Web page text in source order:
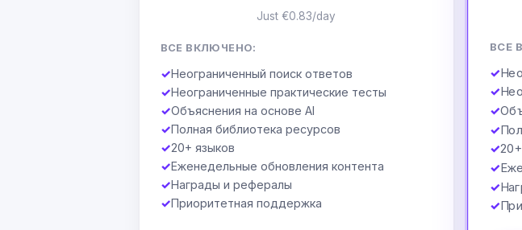
Just €0.83/day
ВСЕ ВКЛЮЧЕНО:
✓Неограниченный поиск ответов
✓Неограниченные практические тесты
✓Объяснения на основе AI
✓Полная библиотека ресурсов
✓20+ языков
✓Еженедельные обновления контента
✓Награды и рефералы
✓Приоритетная поддержка
ВСЕ
✓
✓
✓
✓
✓
✓
✓
✓